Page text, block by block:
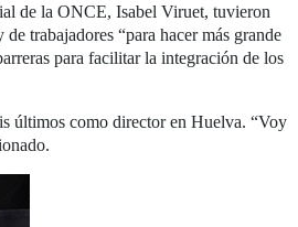
de la ONCE, Isabel Viruet, tuvieron
trabajadores “para hacer más grande
para facilitar la integración de los
últimos como director en Huelva. “Voy